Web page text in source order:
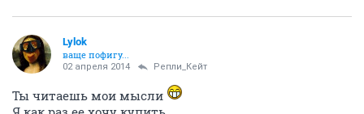
Lylok
ваще пофигу...
02 апреля 2014 Репли_Кейт
Ты читаешь мои мысли